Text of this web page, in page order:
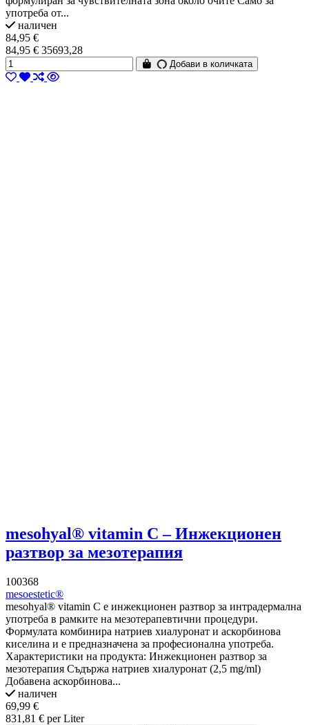
употреба от...
наличен
84,95 €
84,95 € 35693,28
Добави в количката
mesohyal® vitamin C – Инжекционен
разтвор за мезотерапия
100368
mesoestetic®
mesohyal® vitamin C е инжекционен разтвор за интрадермална
употреба в рамките на мезотерапевтични процедури.
Формулата комбинира натриев хиалуронат и аскорбинова
киселина и е предназначена за професионална употреба.
Характеристики на продукта: Инжекционен разтвор за
мезотерапия Съдържа натриев хиалуронат (2,5 mg/ml)
Добавена аскорбинова...
наличен
69,99 €
831,81 € per Liter